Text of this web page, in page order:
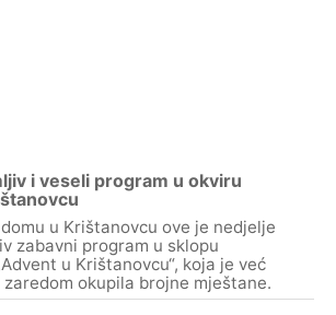
i veseli program u okviru
u Krištanovcu ove je nedjelje
zabavni program u sklopu
u Krištanovcu“, koja je već
okupila brojne mještane.